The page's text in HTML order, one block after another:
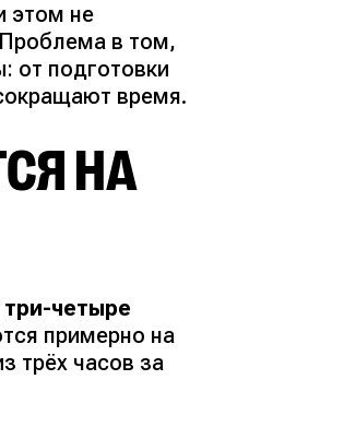
этом не
в том,
от подготовки
время.
НА
три-четыре
примерно на
трёх часов за